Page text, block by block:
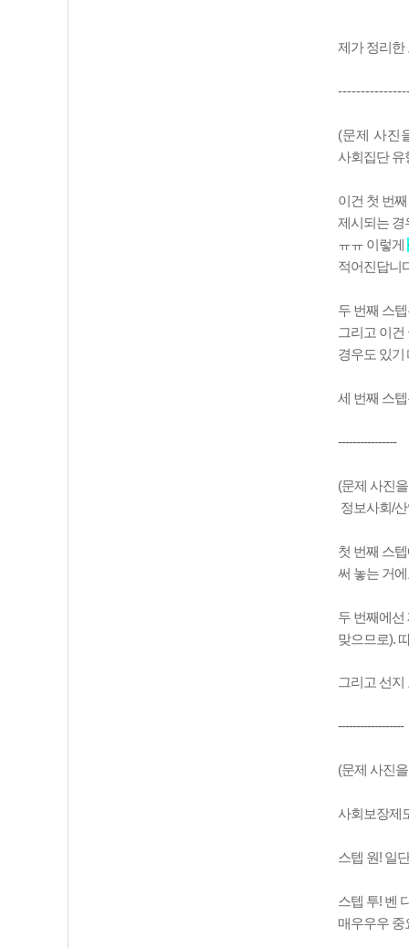
제가 정리한
(문제 사진
사회집단 유
이건 첫 번째
제시되는 경
ㅠㅠ 이렇게
적어진답니
두 번째 스
그리고 이건
경우도 있기
세 번째 스
----------------
(문제 사진
정보사회/
첫 번째 스
써 놓는 거
두 번째에선
맞으므로).
그리고 선지
------------------
(문제 사진
사회보장제
스텝 원! 일
스텝 투! 벤
매우우우 중